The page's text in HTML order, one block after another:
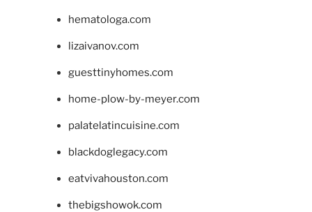
hematologa.com
lizaivanov.com
guesttinyhomes.com
home-plow-by-meyer.com
palatelatincuisine.com
blackdoglegacy.com
eatvivahouston.com
thebigshowok.com